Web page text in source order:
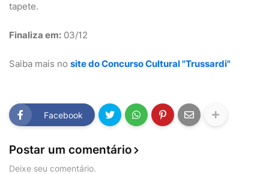
tapete.
Finaliza em: 03/12
Saiba mais no site do Concurso Cultural "Trussardi"
Facebook
Postar um comentário
Deixe seu comentário.